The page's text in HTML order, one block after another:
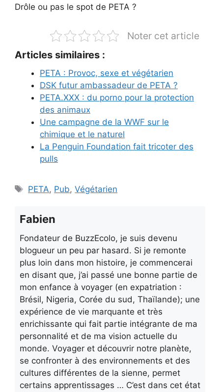
Drôle ou pas le spot de PETA ?
Noter cet article
Articles similaires :
PETA : Provoc, sexe et végétarien
DSK futur ambassadeur de PETA ?
PETA.XXX : du porno pour la protection
des animaux
Une campagne de la WWF sur le
chimique et le naturel
La Penguin Foundation fait tricoter des
pulls
Étiquettes
PETA, Pub,Végétarien
Fabien
Fondateur de BuzzEcolo, je suis devenu
blogueur un peu par hasard. Si je remonte
plus loin dans mon histoire, je commencerai
en disant que, j’ai passé une bonne partie de
mon enfance à voyager (en expatriation :
Brésil, Nigeria, Corée du sud, Thaïlande); une
expérience de vie marquante et très
enrichissante qui fait partie intégrante de ma
personnalité et de ma vision actuelle du
monde. Voyager et découvrir notre planète,
se confronter à des environnements et des
cultures différentes de la sienne, permet
certains apprentissages … C’est dans cet état